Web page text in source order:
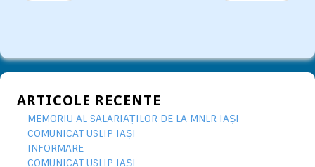
ARTICOLE RECENTE
MEMORIU AL SALARIAȚILOR DE LA MNLR IAȘI
COMUNICAT USLIP IAȘI
INFORMARE
COMUNICAT USLIP IAȘI